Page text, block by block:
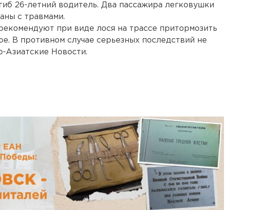
26-летний водитель. Два пассажира легковушки
с травмами.
при виде лося на трассе притормозить
В противном случае серьезных последствий не
Азиатские Новости.